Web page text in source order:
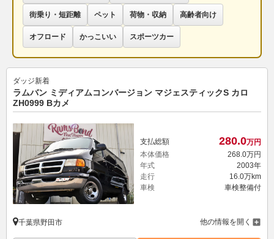
街乗り・短距離 ペット 荷物・収納 高齢者向け
オフロード かっこいい スポーツカー
ダッジ新着
ラムバン ミディアムコンバージョン マジェスティックS カロ
ZH0999 Bカメ
支払総額 280.0万円
本体価格
268. 0万円
年式
2003年
走行
16.0万km
車検
車検整備付
千葉県野田市 他の情報を開く